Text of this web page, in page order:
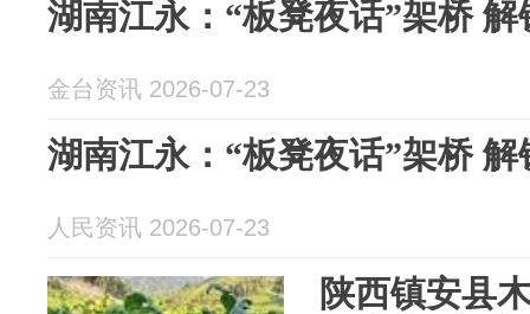
湖南江永：“板凳夜话”架桥
金台资讯 2026-07-23
湖南江永：“板凳夜话”架桥
人民资讯 2026-07-23
陕西镇安县